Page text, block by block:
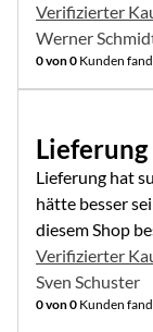
Verifizierter
Werner
0 von 0 Kunden
Lieferung hat
hätte besser
diesem Shop
Verifizierter
Sven Schuster
0 von 0 Kunden